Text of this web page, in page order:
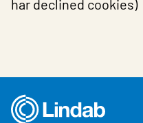
har declined cookies)